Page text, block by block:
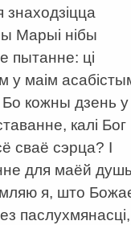
Марыі нібы
пытанне: ці
у маім
Бо кожны дзень у
калі Бог
сваё сэрца? І
для маёй
я, што
паслухмянасці,